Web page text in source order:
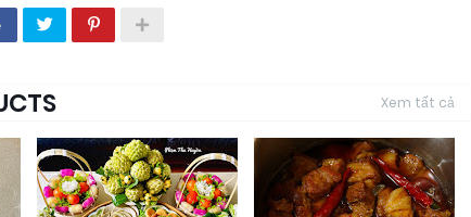
Xem tất cả